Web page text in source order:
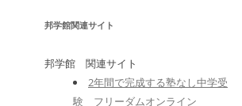
邦学館関連サイト
邦学館 関連サイト
2年間で完成する塾なし中学受
験 フリーダムオンライン